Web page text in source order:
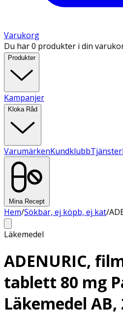
Varukorg
Du har 0 produkter i din
Produkter
Kampanjer
Kloka Råd
VarumärkenKundklubbTjänster
Mina Recept
Hem/Sökbar, ej köpb, ej kat/
Läkemedel
ADENURIC,
tablett 80 mg
Läkemedel AB,